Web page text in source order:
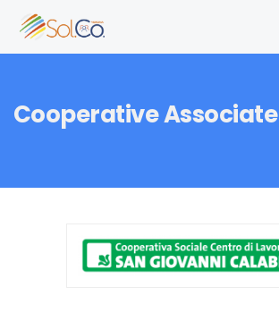
Cooperative Associate